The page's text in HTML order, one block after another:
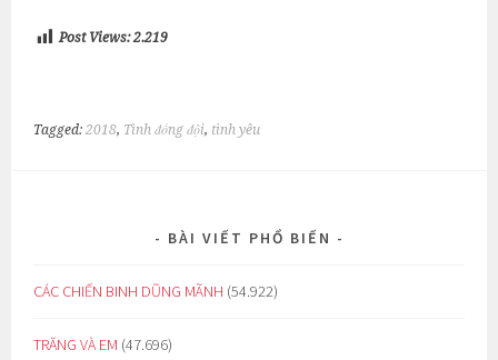
Post Views: 2.219
Tagged:2018, Tình đồng đội, tình yêu
BÀI VIẾT PHỔ BIẾN
CÁC CHIẾN BINH DŨNG MÃNH (54.922)
TRĂNG VÀ EM (47.696)